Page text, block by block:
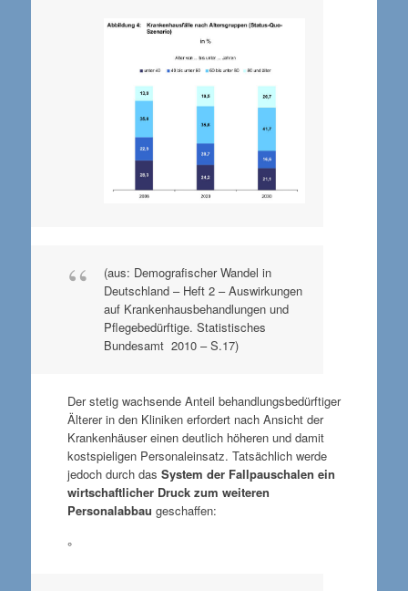
(aus: Demografischer Wandel in
Deutschland – Heft 2 – Auswirkungen
auf Krankenhausbehandlungen und
Pflegebedürftige. Statistisches
Bundesamt 2010 – S.17)
Der stetig wachsende Anteil behandlungsbedürftiger
Älterer in den Kliniken erfordert nach Ansicht der
Krankenhäuser einen deutlich höheren und damit
kostspieligen Personaleinsatz. Tatsächlich werde
jedoch durch das System der Fallpauschalen ein
wirtschaftlicher Druck zum weiteren
Personalabbau geschaffen:
°